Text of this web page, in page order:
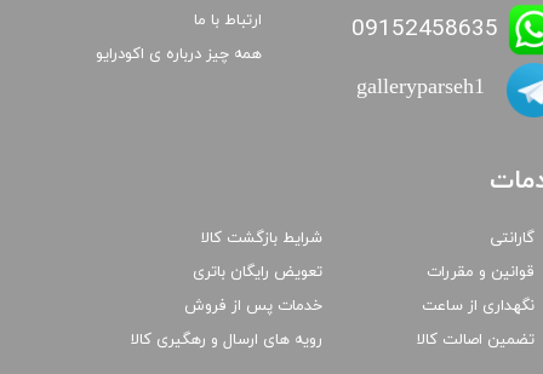
09152458635
گارانتی
قوانین و مقررات
نگهداری از ساعت
تضمین اصالت کالا
ارتباط با ما
همه چیز درباره ی اکودرایو
galleryparseh1
شرایط بازگشت کالا
تعویض رایگان باتری
خدمات پس از فروش
رویه های ارسال و رهگیری کالا